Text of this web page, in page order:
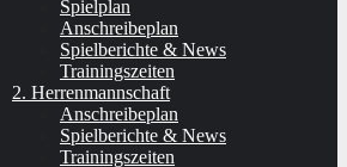
Spielplan
Anschreibeplan
Spielberichte & News
Trainingszeiten
2. Herrenmannschaft
Anschreibeplan
Spielberichte & News
Trainingszeiten